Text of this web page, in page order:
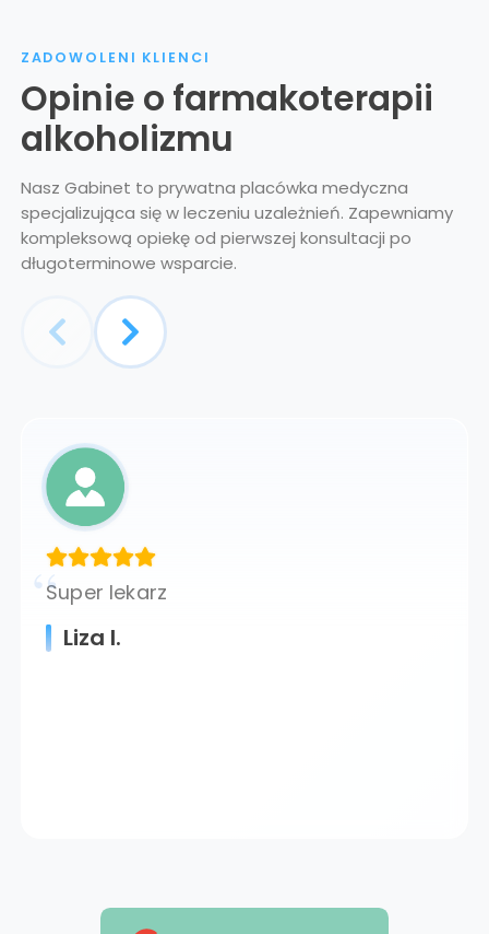
ZADOWOLENI KLIENCI
Opinie o farmakoterapii
alkoholizmu
Nasz Gabinet to prywatna placówka medyczna
specjalizująca się w leczeniu uzależnień. Zapewniamy
kompleksową opiekę od pierwszej konsultacji po
długoterminowe wsparcie.
Super lekarz
Liza I.